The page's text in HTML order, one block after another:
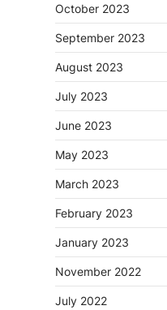
October 2023
September 2023
August 2023
July 2023
June 2023
May 2023
March 2023
February 2023
January 2023
November 2022
July 2022